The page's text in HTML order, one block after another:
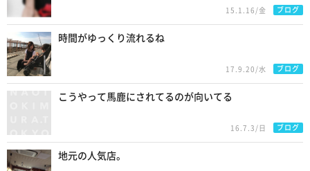
15.1.16/金 ブログ
時間がゆっくり流れるね
17.9.20/水 ブログ
こうやって馬鹿にされてるのが向いてる
16.7.3/日 ブログ
地元の人気店。